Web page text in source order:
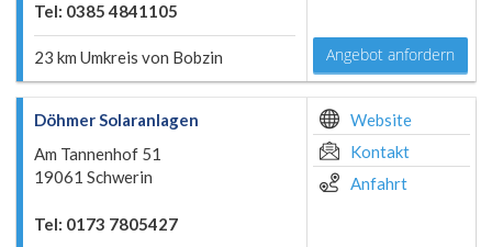
Tel: 0385 4841105
23 km Umkreis von Bobzin Angebot anfordern
Döhmer Solaranlagen
Am Tannenhof 51
19061 Schwerin
Tel: 0173 7805427
Website
Kontakt
Anfahrt